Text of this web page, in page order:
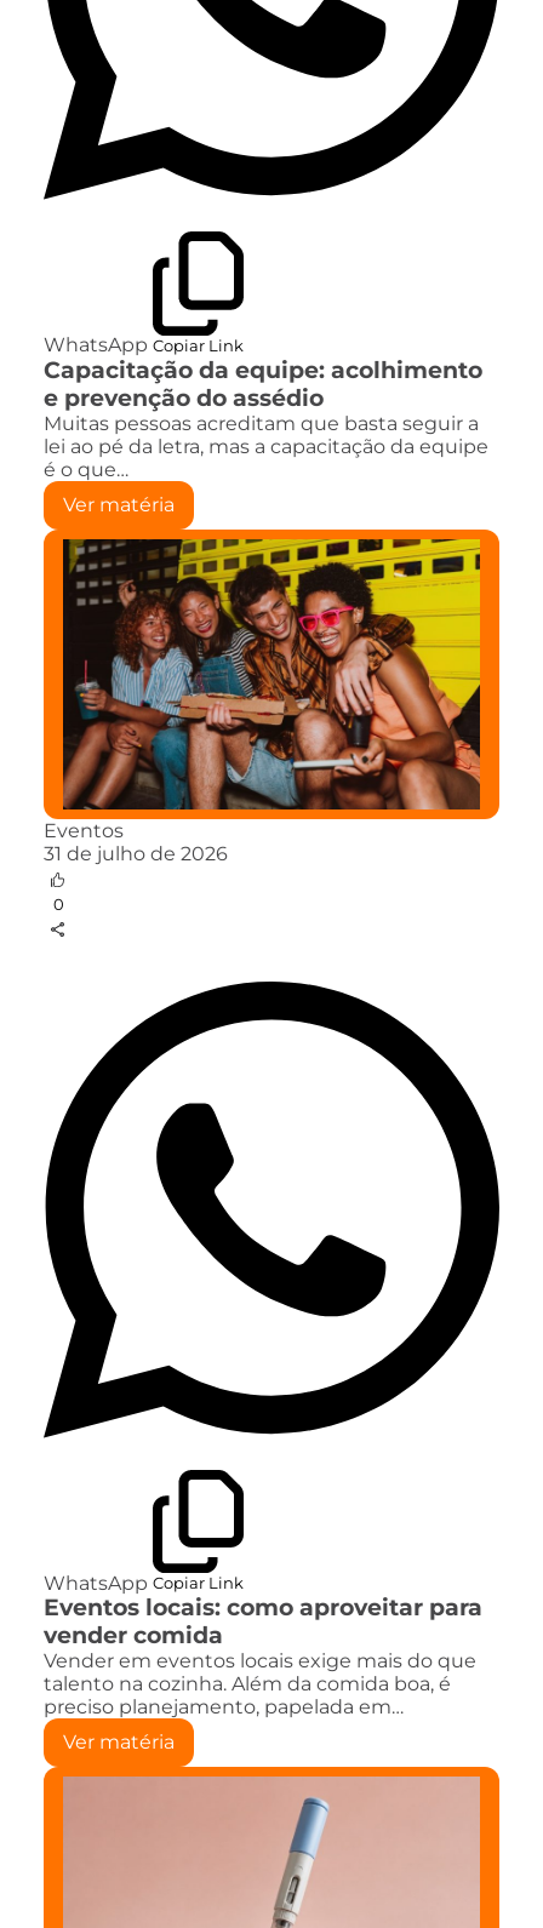
WhatsApp Copiar Link
Capacitação da equipe: acolhimento
e prevenção do assédio
Muitas pessoas acreditam que basta seguir a
lei ao pé da letra, mas a capacitação da equipe
é o que…
Ver matéria
Eventos
31 de julho de 2026
0
WhatsApp Copiar Link
Eventos locais: como aproveitar para
vender comida
Vender em eventos locais exige mais do que
talento na cozinha. Além da comida boa, é
preciso planejamento, papelada em…
Ver matéria